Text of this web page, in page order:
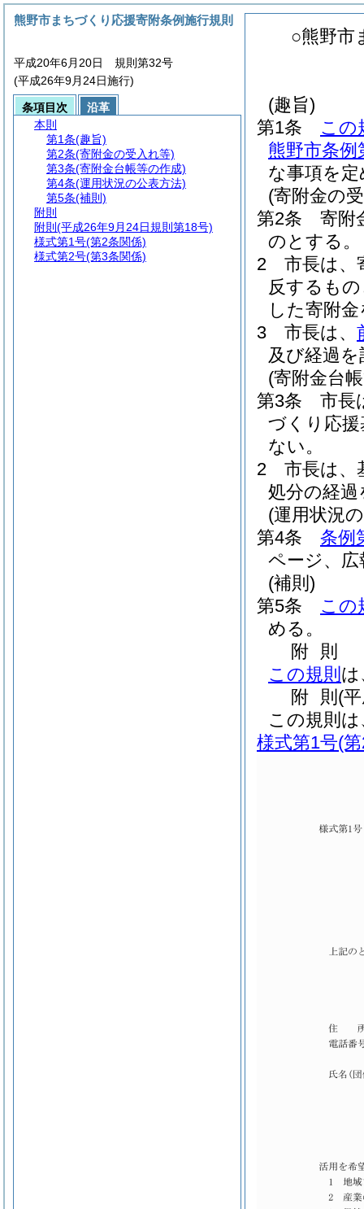
○熊野市
(趣旨)
第1条
この
熊野市条
な事項を
(寄附金の
第2条
寄附
のとする。
2
市長は、
反するも
した寄附
3
市長は、
及び経過
(寄附金台
第3条
市長
づくり応
ない。
2
市長は、
処分の経
(運用状況
第4条
条例
ページ、
(補則)
第5条
この
める。
附 則
この規則 は
附 則 (
この規則
様式第1号(
熊野市まちづくり応援寄附条例施行規則
平成20年6月20日 規則第32号
(平成26年9月24日施行)
条項目次
沿革
本則
第1条(趣旨)
第2条(寄附金の受入れ等)
第3条(寄附金台帳等の作成)
第4条(運用状況の公表方法)
第5条(補則)
附則
附則 (平成26年9月24日規則第18号)
様式第1号(第2条関係)
様式第2号(第3条関係)